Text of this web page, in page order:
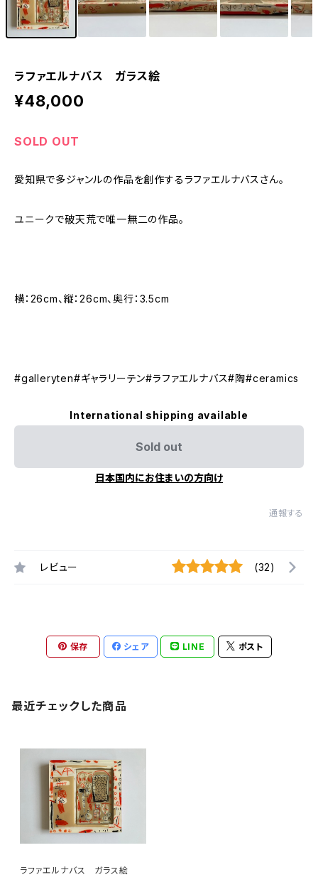
ラファエルナバス ガラス絵
¥48,000
SOLD OUT
愛知県で多ジャンルの作品を創作するラファエルナバスさん。
ユニークで破天荒で唯一無二の作品。
横：26cm、縦：26cm、奥行：3.5cm
#galleryten#ギャラリーテン#ラファエルナバス#陶#ceramics
International shipping available
Sold out
日本国内にお住まいの方向け
通報する
レビュー (32)
保存 シェア LINE ポスト
最近チェックした商品
ラファエルナバス ガラス絵